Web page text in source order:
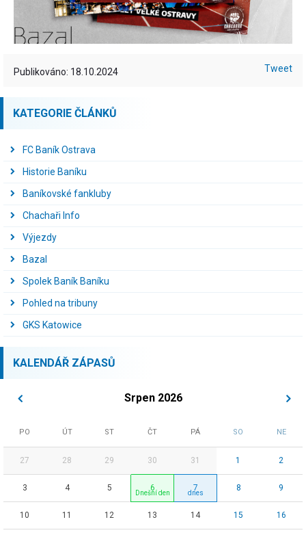
Publikováno: 18.10.2024 Tweet
KATEGORIE ČLÁNKŮ
FC Baník Ostrava
Historie Baníku
Baníkovské fankluby
Chachaři Info
Výjezdy
Bazal
Spolek Baník Baníku
Pohled na tribuny
GKS Katowice
KALENDÁŘ ZÁPASŮ
Srpen 2026
PO ÚT ST ČT PÁ SO NE
27 28 29 30 31 1 2
3 4 5 6 7 8 9
10 11 12 13 14 15 16